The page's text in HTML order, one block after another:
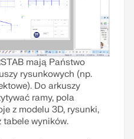
mają Państwo
rysunkowych (np.
Do arkuszy
ramy, pola
z modelu 3D, rysunki,
tabele wyników.